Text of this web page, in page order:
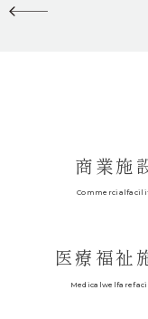
商業施
医療福祉